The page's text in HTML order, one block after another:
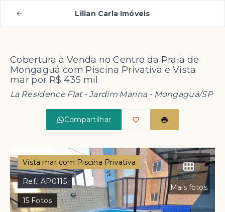
Lilian Carla Imóveis
Cobertura à Venda no Centro da Praia de
Mongaguá com Piscina Privativa e Vista
mar por R$ 435 mil
La Residence Flat -Jardim Marina - Mongaguá/SP
Compartilhar
Mais fotos
Vista mar com Piscina Privativa
Ref.:AP0115
15 Fotos